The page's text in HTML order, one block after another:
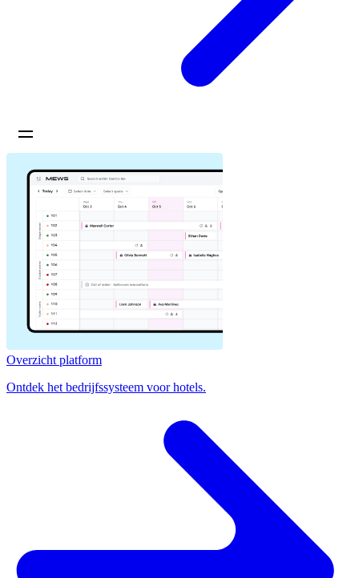
Overzicht platform
Ontdek het bedrijfssysteem voor hotels.